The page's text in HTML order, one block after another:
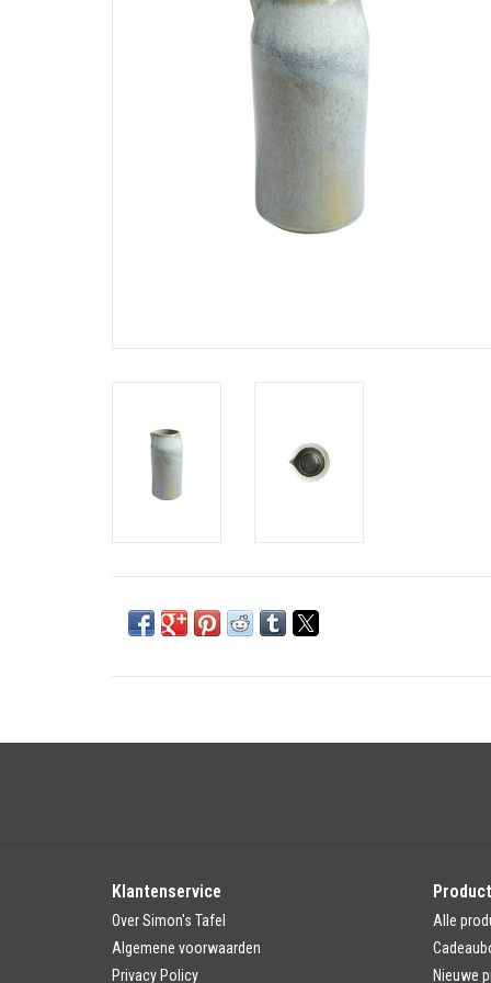
Klantenservice
Over Simon's Tafel
Algemene voorwaarden
Privacy Policy
Alle
Nieuwe